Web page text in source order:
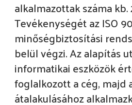
alkalmazottak száma kb.
Tevékenységét az ISO
minőségbiztosítási
belül végzi. Az alapítás
informatikai eszközök
foglalkozott a cég, majd
átalakulásához